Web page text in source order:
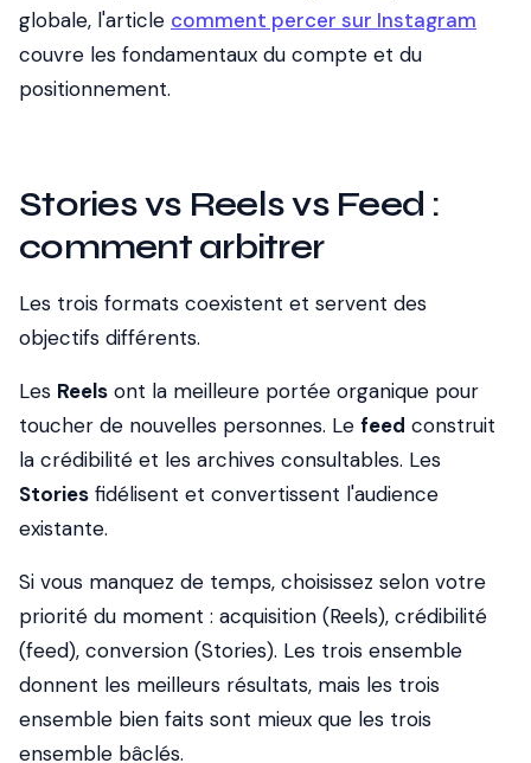
globale, l'article comment percer sur Instagram
couvre les fondamentaux du compte et du
positionnement.
Stories vs Reels vs Feed :
comment arbitrer
Les trois formats coexistent et servent des
objectifs différents.
Les Reels ont la meilleure portée organique pour
toucher de nouvelles personnes. Le feed construit
la crédibilité et les archives consultables. Les
Stories fidélisent et convertissent l'audience
existante.
Si vous manquez de temps, choisissez selon votre
priorité du moment : acquisition (Reels), crédibilité
(feed), conversion (Stories). Les trois ensemble
donnent les meilleurs résultats, mais les trois
ensemble bien faits sont mieux que les trois
ensemble bâclés.